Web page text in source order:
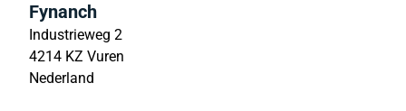
Fynanch
Industrieweg 2
4214 KZ Vuren
Nederland